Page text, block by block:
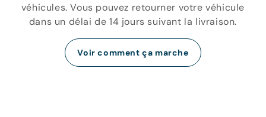
véhicules. Vous pouvez retourner votre véhicule
dans un délai de 14 jours suivant la livraison.
Voir comment ça marche